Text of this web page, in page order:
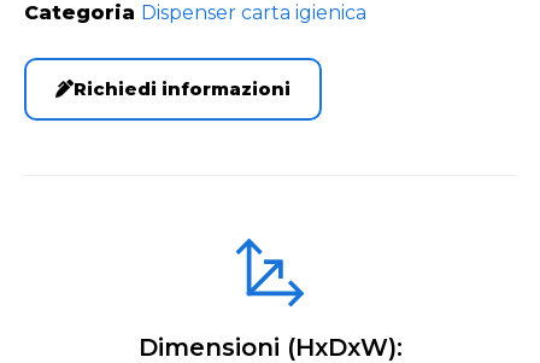
Categoria Dispenser carta igienica
Richiedi informazioni
Dimensioni (HxDxW):